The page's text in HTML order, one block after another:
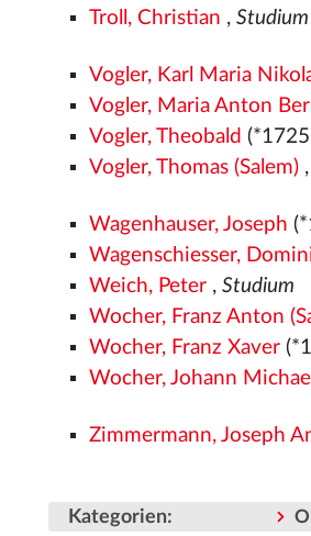
Troll, Christian ,Studium
Vogler, Karl Maria
Vogler, Maria Anton
Vogler, Theobald
Vogler, Thomas (Salem) ,
Wagenhauser, Joseph
Wagenschiesser,
Weich, Peter ,Studium
Wocher, Franz Anton
Wocher, Franz Xaver
Wocher, Johann
Zimmermann, Joseph
Kategorien: